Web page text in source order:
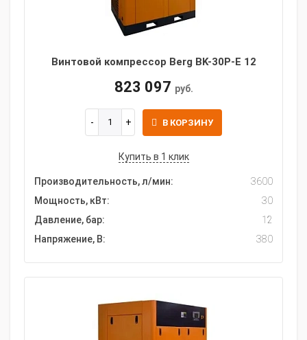
Винтовой компрессор Berg BK-30P-E 12
823 097 руб.
В КОРЗИНУ
Купить в 1 клик
Производительность, л/мин:
3600
Мощность, кВт:
30
Давление, бар:
12
Напряжение, В:
380